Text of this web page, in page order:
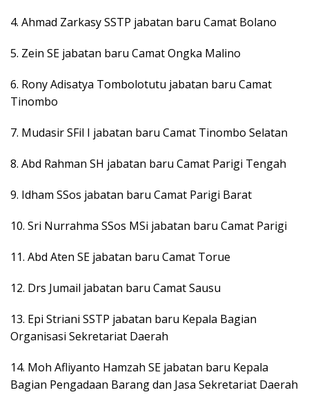
4. Ahmad Zarkasy SSTP jabatan baru Camat Bolano
5. Zein SE jabatan baru Camat Ongka Malino
6. Rony Adisatya Tombolotutu jabatan baru Camat
Tinombo
7. Mudasir SFil I jabatan baru Camat Tinombo Selatan
8. Abd Rahman SH jabatan baru Camat Parigi Tengah
9. Idham SSos jabatan baru Camat Parigi Barat
10. Sri Nurrahma SSos MSi jabatan baru Camat Parigi
11. Abd Aten SE jabatan baru Camat Torue
12. Drs Jumail jabatan baru Camat Sausu
13. Epi Striani SSTP jabatan baru Kepala Bagian
Organisasi Sekretariat Daerah
14. Moh Afliyanto Hamzah SE jabatan baru Kepala
Bagian Pengadaan Barang dan Jasa Sekretariat Daerah